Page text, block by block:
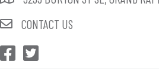
CONTACT US
CEP Facebook
CEP Twitter